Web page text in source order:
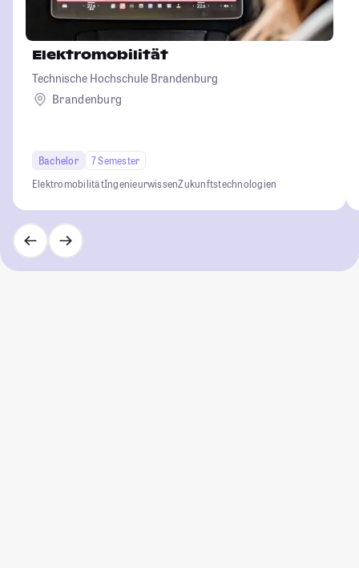
Elektromobilität
Technische Hochschule Brandenburg
Brandenburg
Bachelor
7 Semester
ElektromobilitätIngenieurwissenZukunftstechnologien